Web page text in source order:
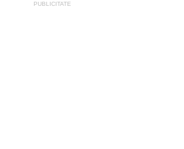
PUBLICITATE